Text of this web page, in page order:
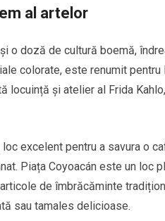
al artelor
o doză de cultură boemă,
colorate, este renumit
locuință și atelier al Frida
excelent pentru a savura o
Piața Coyoacán este un loc
de îmbrăcăminte
sau tamales delicioase.